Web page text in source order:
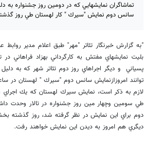
تماشاگران نمايشهايي كه در دومين روز جشنواره به
سانس دوم نمايش "سيرك " كار لهستان طي روز گذشته
"به گزارش خبرنگار تئاتر "مهر" طبق اعلام مدير
بليت نمايشهاي مفتش به كارگرداني بهزاد فراهاني
پسياني و ديگر اجراهاي روز دوم تئاتر شهر كه به
توانند امروزازنمايش سانس دوم "سيرك " لهستان در ساعت30/20 در تالار وحدت ديدن
طي سومين وچهار مين روز جشنواره در تالار وحدت
دوم براي اين نمايش در نظر گرفته شد، روز گذشته
ديگري هم امروز به ديدن اين نمايش خواهند رفت.